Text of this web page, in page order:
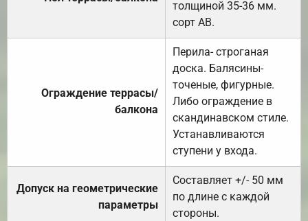
толщиной 35-36 мм.
сорт АВ.
Ограждение террасы/
балкона
Перила- строганая
доска. Балясины-
точеные, фигурные.
Либо ограждение в
скандинавском стиле.
Устанавливаются
ступени у входа.
Допуск на геометрические
параметры
Составляет +/- 50 мм
по длине с каждой
стороны.